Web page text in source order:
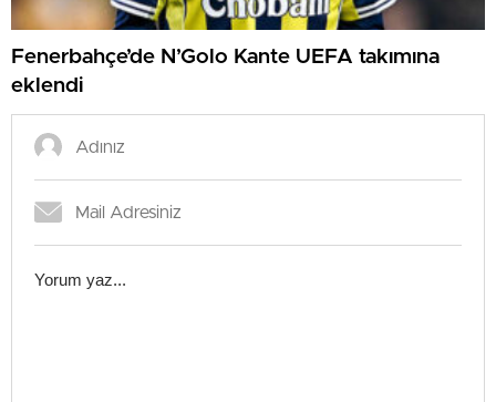
Fenerbahçe’de N’Golo Kante UEFA takımına
eklendi